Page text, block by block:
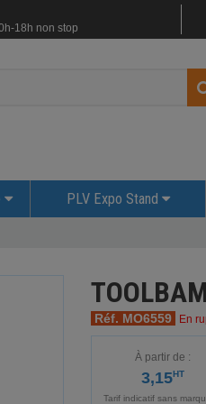
18h non stop
PLV Expo Stand
Réf. MO6559 En
À partir de :
3,15HT
Tarif indicatif sans